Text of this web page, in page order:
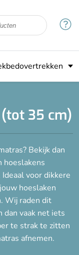
35 cm)
Bekijk dan
hoeslakens
voor dikkere
hoeslaken
Wij raden dit
dan vaak net iets
te strak te zitten
afnemen.